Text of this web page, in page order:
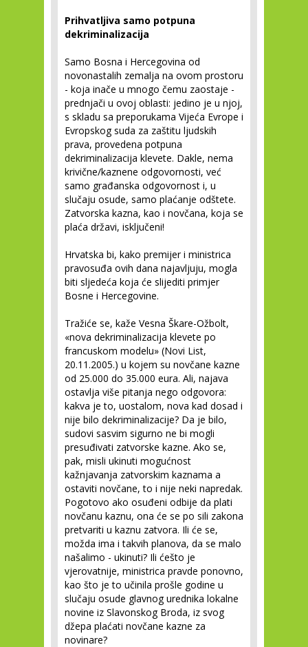
Prihvatljiva samo potpuna
dekriminalizacija
Samo Bosna i Hercegovina od
novonastalih zemalja na ovom prostoru
- koja inače u mnogo čemu zaostaje -
prednjači u ovoj oblasti: jedino je u njoj,
s skladu sa preporukama Vijeća Evrope i
Evropskog suda za zaštitu ljudskih
prava, provedena potpuna
dekriminalizacija klevete. Dakle, nema
krivične/kaznene odgovornosti, već
samo građanska odgovornost i, u
slučaju osude, samo plaćanje odštete.
Zatvorska kazna, kao i novčana, koja se
plaća državi, isključeni!
Hrvatska bi, kako premijer i ministrica
pravosuđa ovih dana najavljuju, mogla
biti sljedeća koja će slijediti primjer
Bosne i Hercegovine.
Tražiće se, kaže Vesna Škare-Ožbolt,
«nova dekriminalizacija klevete po
francuskom modelu» (Novi List,
20.11.2005.) u kojem su novčane kazne
od 25.000 do 35.000 eura. Ali, najava
ostavlja više pitanja nego odgovora:
kakva je to, uostalom, nova kad dosad i
nije bilo dekriminalizacije? Da je bilo,
sudovi sasvim sigurno ne bi mogli
presuđivati zatvorske kazne. Ako se,
pak, misli ukinuti mogućnost
kažnjavanja zatvorskim kaznama a
ostaviti novčane, to i nije neki napredak.
Pogotovo ako osuđeni odbije da plati
novčanu kaznu, ona će se po sili zakona
pretvariti u kaznu zatvora. Ili će se,
možda ima i takvih planova, da se malo
našalimo - ukinuti? Ili ćešto je
vjerovatnije, ministrica pravde ponovno,
kao što je to učinila prošle godine u
slučaju osude glavnog urednika lokalne
novine iz Slavonskog Broda, iz svog
džepa plaćati novčane kazne za
novinare?